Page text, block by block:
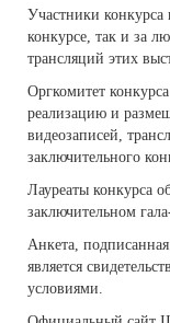
Участники конкурса
конкурсе, так и за
трансляций этих
Оргкомитет
реализацию и
видеозаписей,
заключительного
Лауреаты конкурса
заключительном
Анкета,
является
условиями.